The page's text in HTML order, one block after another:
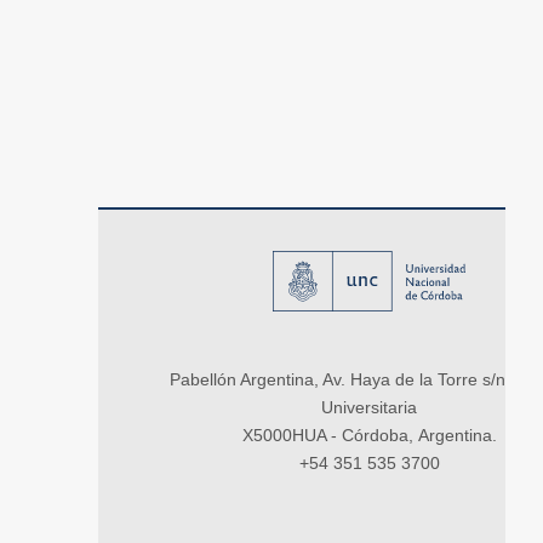
Pabellón Argentina, Av. Haya de la Torre s/n,
Universitaria
X5000HUA - Córdoba, Argentina.
+54 351 535 3700